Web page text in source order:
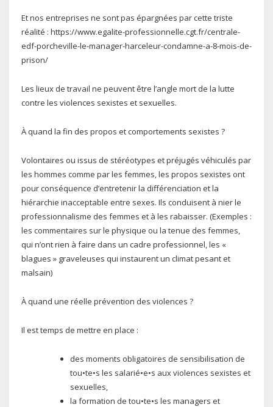
Et nos entreprises ne sont pas épargnées par cette triste
réalité : https://www.egalite-professionnelle.cgt.fr/centrale-
edf-porcheville-le-manager-harceleur-condamne-a-8-mois-de-
prison/
Les lieux de travail ne peuvent être l’angle mort de la lutte
contre les violences sexistes et sexuelles.
À quand la fin des propos et comportements sexistes ?
Volontaires ou issus de stéréotypes et préjugés véhiculés par
les hommes comme par les femmes, les propos sexistes ont
pour conséquence d’entretenir la différenciation et la
hiérarchie inacceptable entre sexes. Ils conduisent à nier le
professionnalisme des femmes et à les rabaisser. (Exemples :
les commentaires sur le physique ou la tenue des femmes,
qui n’ont rien à faire dans un cadre professionnel, les «
blagues » graveleuses qui instaurent un climat pesant et
malsain)
À quand une réelle prévention des violences ?
Il est temps de mettre en place :
des moments obligatoires de sensibilisation de
tou•te•s les salarié•e•s aux violences sexistes et
sexuelles,
la formation de tou•te•s les managers et